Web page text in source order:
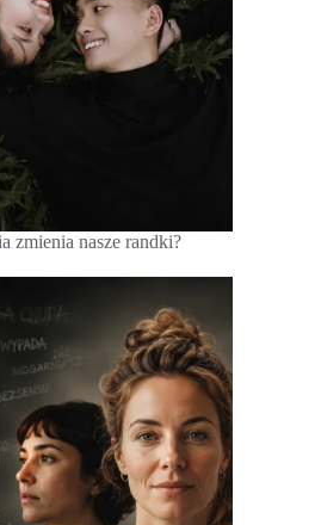
zmienia nasze randki?